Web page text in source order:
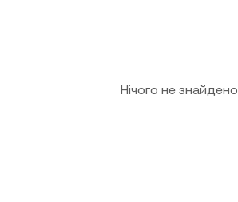
Нічого не знайдено